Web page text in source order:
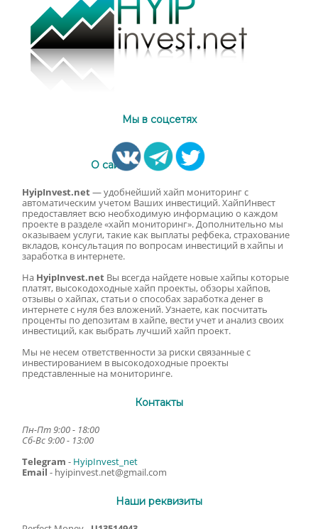
Мы в соцсетях
О сайте
HyipInvest.net— удобнейший хайп мониторинг с
автоматическим учетом Ваших инвестиций. ХайпИнвест
предоставляет всю необходимую информацию о каждом
проекте в разделе «хайп мониторинг». Дополнительно мы
оказываем услуги, такие как выплаты рефбека, страхование
вкладов, консультация по вопросам инвестиций в хайпы и
заработка в интернете.
На HyipInvest.net Вы всегда найдете новые хайпы которые
платят, высокодоходные хайп проекты, обзоры хайпов,
отзывы о хайпах, статьи о способах заработка денег в
интернете с нуля без вложений. Узнаете, как посчитать
проценты по депозитам в хайпе, вести учет и анализ своих
инвестиций, как выбрать лучший хайп проект.
Мы не несем ответственности за риски связанные с
инвестированием в высокодоходные проекты
представленные на мониторинге.
Контакты
Пн-Пт 9:00 - 18:00
Сб-Вс 9:00 - 13:00
Telegram - HyipInvest_net
Email - hyipinvest.net@gmail.com
Наши реквизиты